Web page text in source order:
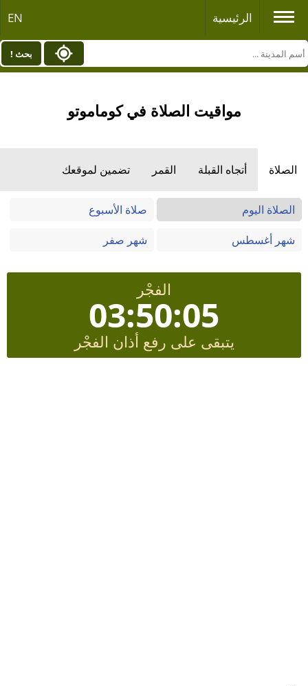
الرئيسية EN
بحث !
مواقيت الصلاة في كوماموتو
الصلاة أتجاه القبلة القمر تضمين لموقعك
الصلاة اليوم
صلاة الأسبوع
شهر أغسطس
شهر صفر
الفجْر
03:50:04
يتبقى على رفع أذان الفجْر